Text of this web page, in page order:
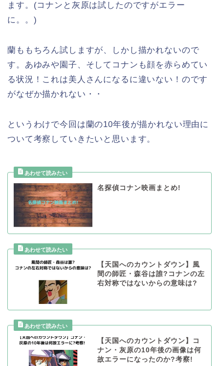
ます。(コナンと灰原は試したのですがエラー
に。。)
蘭ももちろん試しますが、しかし描かれないので
す。あゆみや園子、そしてコナンも顔を赤らめてい
る状況！これは美人さんになるに違いない！のです
がなぜか描かれない・・
というわけで今回は蘭の10年後が描かれない理由に
ついて考察していきたいと思います。
名探偵コナン映画まとめ!
【天国へのカウントダウン】風
間の師匠・森谷は誰?コナンの左
右対称ではないからの意味は?
【天国へのカウントダウン】コ
ナン・灰原の10年後の画像は何
故エラーになったのか?考察!